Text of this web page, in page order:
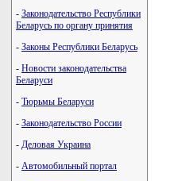
- Законодательство Республики
Беларусь по органу принятия
- Законы Республики Беларусь
- Новости законодательства
Беларуси
- Тюрьмы Беларуси
- Законодательство России
- Деловая Украина
- Автомобильный портал